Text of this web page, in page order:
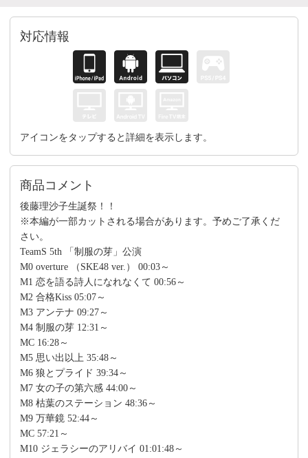
対応情報
アイコンをタップすると詳細を表示します。
商品コメント
後藤理沙子生誕祭！！
※本編が一部カットされる場合があります。予めご了承くだ
さい。
TeamS 5th 「制服の芽」公演
M0 overture （SKE48 ver.） 00:03～
M1 恋を語る詩人になれなくて 00:56～
M2 合格Kiss 05:07～
M3 アンテナ 09:27～
M4 制服の芽 12:31～
MC 16:28～
M5 思い出以上 35:48～
M6 狼とプライド 39:34～
M7 女の子の第六感 44:00～
M8 枯葉のステーション 48:36～
M9 万華鏡 52:44～
MC 57:21～
M10 ジェラシーのアリバイ 01:01:48～